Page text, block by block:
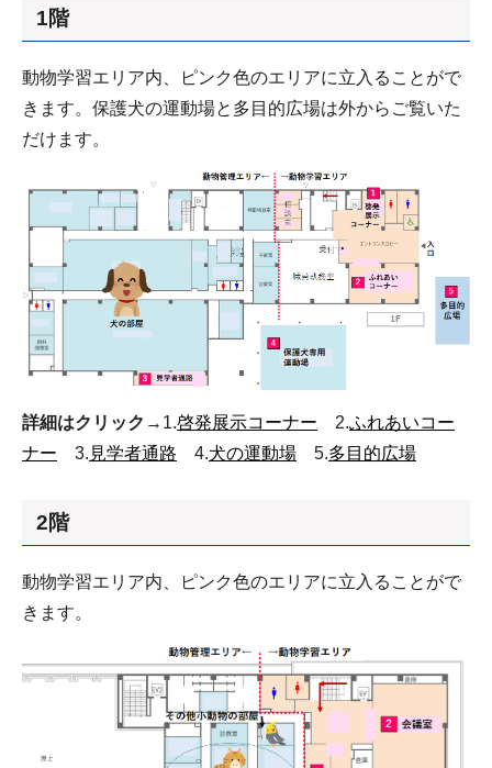
1階
動物学習エリア内、ピンク色のエリアに立入ることがで
きます。保護犬の運動場と多目的広場は外からご覧いた
だけます。
詳細はクリック →1.啓発展示コーナー 2.ふれあいコー
ナー 3. 見学者通路 4.犬の運動場 5.多目的広場
2階
動物学習エリア内、ピンク色のエリアに立入ることがで
きます。